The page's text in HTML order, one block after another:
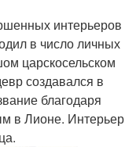
интерьеров
в число личных
царскосельском
создавался в
благодаря
в Лионе. Интерьер